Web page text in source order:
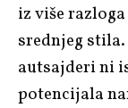
iz više
srednjeg
autsajderi ni
potencijala